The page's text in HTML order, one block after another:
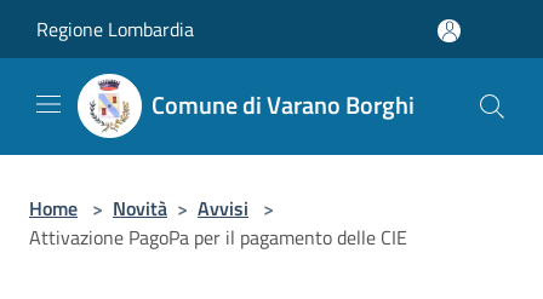
Regione Lombardia
Comune di Varano Borghi
Home > Novità > Avvisi >
Attivazione PagoPa per il pagamento delle CIE